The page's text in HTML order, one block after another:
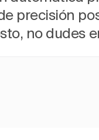
precisión
no dudes